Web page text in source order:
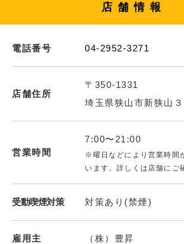
店舗情報
電話番号 04-2952-3271
店舗住所
〒350-1331
埼玉県狭山市新狭山３
営業時間
7:00〜21:00
※曜日などにより営業時間
います。詳しくは店舗にご
受動喫煙対策 対策あり(禁煙)
雇用主 （株）豊昇